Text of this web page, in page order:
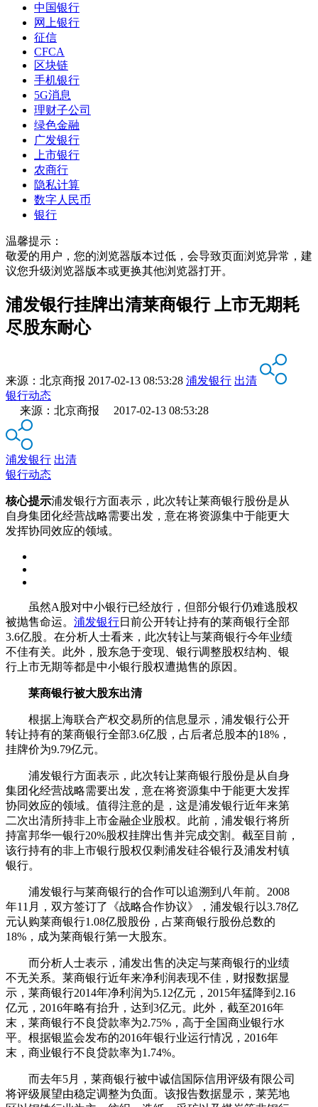
中国银行
网上银行
征信
CFCA
区块链
手机银行
5G消息
理财子公司
绿色金融
广发银行
上市银行
农商行
隐私计算
数字人民币
银行
温馨提示：
敬爱的用户，您的浏览器版本过低，会导致页面浏览异常，建
议您升级浏览器版本或更换其他浏览器打开。
浦发银行挂牌出清莱商银行 上市无期耗
尽股东耐心
来源： 北京商报 2017-02-13 08:53:28 浦发银行 出清
银行动态
来源：北京商报 2017-02-13 08:53:28
浦发银行 出清
银行动态
核心提示浦发银行方面表示，此次转让莱商银行股份是从
自身集团化经营战略需要出发，意在将资源集中于能更大
发挥协同效应的领域。
虽然A股对中小银行已经放行，但部分银行仍难逃股权
被抛售命运。 浦发银行日前公开转让持有的莱商银行全部
3.6亿股。在分析人士看来，此次转让与莱商银行今年业绩
不佳有关。此外，股东急于变现、银行调整股权结构、银
行上市无期等都是中小银行股权遭抛售的原因。
莱商银行被大股东出清
根据上海联合产权交易所的信息显示，浦发银行公开
转让持有的莱商银行全部3.6亿股，占后者总股本的18%，
挂牌价为9.79亿元。
浦发银行方面表示，此次转让莱商银行股份是从自身
集团化经营战略需要出发，意在将资源集中于能更大发挥
协同效应的领域。值得注意的是，这是浦发银行近年来第
二次出清所持非上市金融企业股权。此前，浦发银行将所
持富邦华一银行20%股权挂牌出售并完成交割。截至目前，
该行持有的非上市银行股权仅剩浦发硅谷银行及浦发村镇
银行。
浦发银行与莱商银行的合作可以追溯到八年前。2008
年11月，双方签订了《战略合作协议》，浦发银行以3.78亿
元认购莱商银行1.08亿股股份，占莱商银行股份总数的
18%，成为莱商银行第一大股东。
而分析人士表示，浦发出售的决定与莱商银行的业绩
不无关系。莱商银行近年来净利润表现不佳，财报数据显
示，莱商银行2014年净利润为5.12亿元，2015年猛降到2.16
亿元，2016年略有抬升，达到3亿元。此外，截至2016年
末，莱商银行不良贷款率为2.75%，高于全国商业银行水
平。根据银监会发布的2016年银行业运行情况，2016年
末，商业银行不良贷款率为1.74%。
而去年5月，莱商银行被中诚信国际信用评级有限公司
将评级展望由稳定调整为负面。该报告数据显示，莱芜地